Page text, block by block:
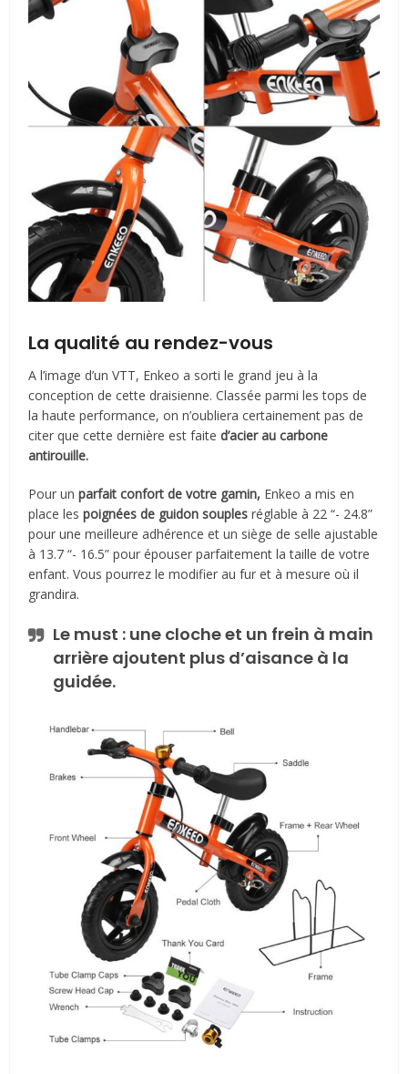
La qualité au rendez-vous
A l’image d’un VTT, Enkeo a sorti le grand jeu à la
conception de cette draisienne. Classée parmi les tops de
la haute performance, on n’oubliera certainement pas de
citer que cette dernière est faited’acier au carbone
antirouille.
Pour un parfait confort de votre gamin, Enkeo a mis en
place lespoignées de guidon souples réglable à 22 “- 24.8”
pour une meilleure adhérence et un siège de selle ajustable
à 13.7 “- 16.5” pour épouser parfaitement la taille de votre
enfant. Vous pourrez le modifier au fur et à mesure où il
grandira.
Le must : une clocheet un frein à main
arrière ajoutent plus d’aisance à la
guidée.